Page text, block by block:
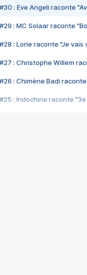
#30 : Eve Angeli raconte
#29 : MC Solaar raconte
#28 : Lorie raconte "Je vais
#27 : Christophe Willem
#26 : Chimène Badi
#25 : Indochine raconte